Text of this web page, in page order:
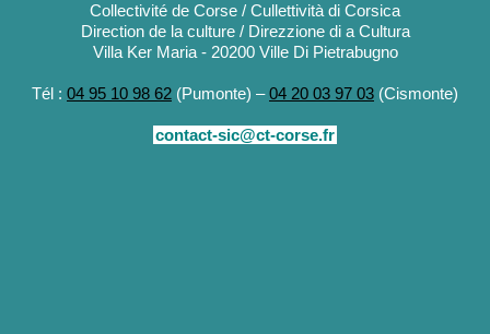
Collectivité de Corse / Cullettività di Corsica
Direction de la culture / Direzzione di a Cultura
Villa Ker Maria - 20200 Ville Di Pietrabugno
Tél : 04 95 10 98 62 (Pumonte) –04 20 03 97 03 (Cismonte)
contact-sic@ct-corse.fr